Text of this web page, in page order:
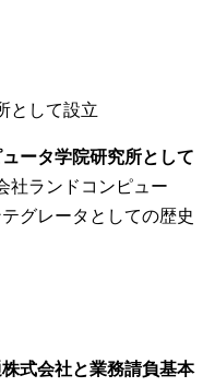
として設立
ータ学院研究所として
社ランドコンピュー
グレータとしての歴史
式会社と業務請負基本